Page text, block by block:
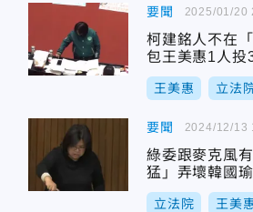
要聞
柯建銘人不在
包王美惠1人投
王美惠 立法
2025/01/20
要聞
綠委跟麥克風
猛」弄壞韓國
立法院 王美
2024/12/13